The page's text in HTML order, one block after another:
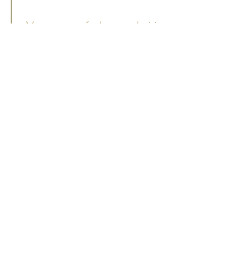
Vous pouvez également choisir